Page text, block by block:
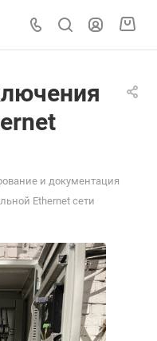
и документация
Ethernet сети